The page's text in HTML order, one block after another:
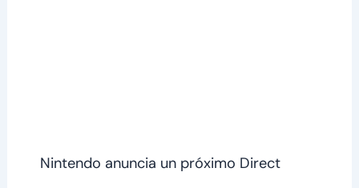
Nintendo anuncia un próximo Direct